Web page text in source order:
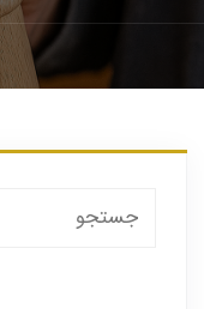
تخصصی
نصب
جستجو
برای: